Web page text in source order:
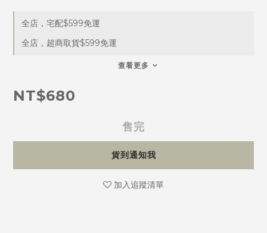
全店，宅配$599免運
全店，超商取貨$599免運
查看更多
NT$680
售完
貨到通知我
加入追蹤清單